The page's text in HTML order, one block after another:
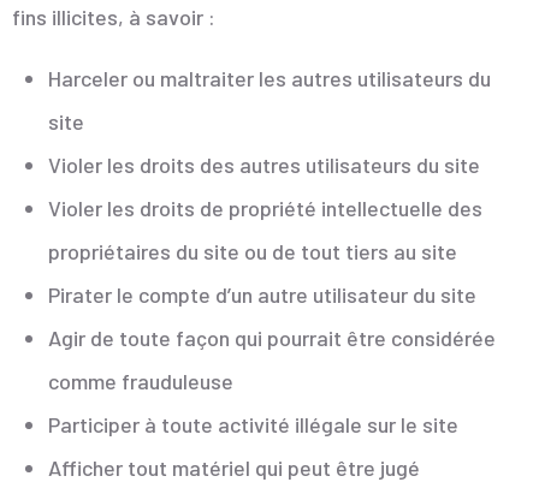
fins illicites, à savoir :
Harceler ou maltraiter les autres utilisateurs du
site
Violer les droits des autres utilisateurs du site
Violer les droits de propriété intellectuelle des
propriétaires du site ou de tout tiers au site
Pirater le compte d’un autre utilisateur du site
Agir de toute façon qui pourrait être considérée
comme frauduleuse
Participer à toute activité illégale sur le site
Afficher tout matériel qui peut être jugé